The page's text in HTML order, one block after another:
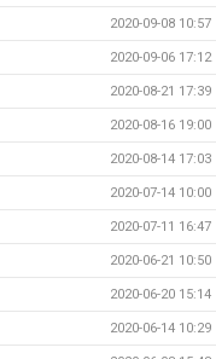
2020-09-08 10:57
2020-09-06 17:12
2020-08-21 17:39
2020-08-16 19:00
2020-08-14 17:03
2020-07-14 10:00
2020-07-11 16:47
2020-06-21 10:50
2020-06-20 15:14
2020-06-14 10:29